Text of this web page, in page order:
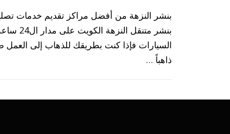
بنشر النزهة من أفضل مراكز تقديم خدمات
بنشر متنقل
السيارات فإذا كنت بطريقك للذهاب إلى العمل
ذاهباً …